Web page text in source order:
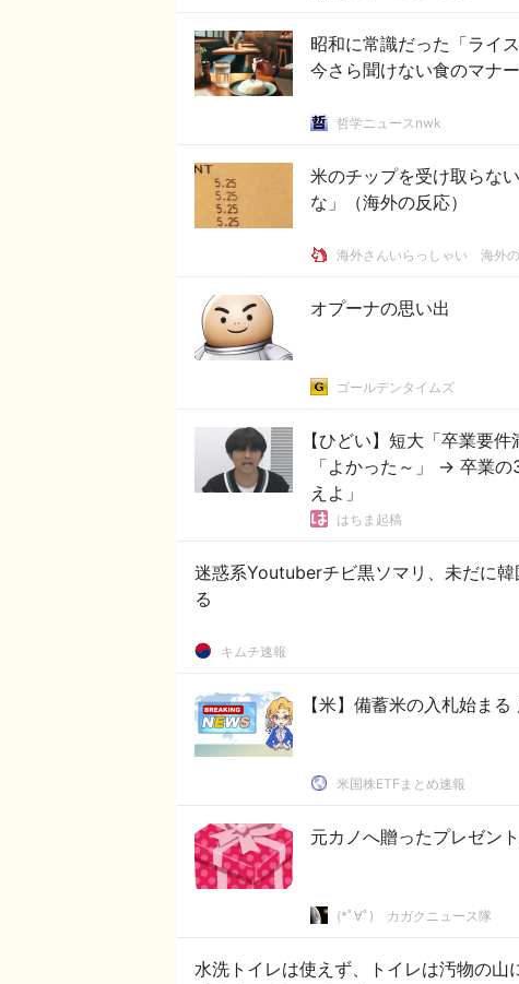
昭和に常識だった「ライ
今さら聞けない食のマナー
哲学ニュースnwk
米のチップを受け取らな
な」（海外の反応）
海外さんいらっしゃい 海外
オプーナの思い出
ゴールデンタイムズ
【ひどい】短大「卒業要
「よかった～」 → 卒業
えよ」
はちま起稿
迷惑系Youtuberチビ黒ソマリ、未だに
る
キムチ速報
【米】備蓄米の入札始ま
米国株ETFまとめ速報
元カノへ贈ったプレゼン
(*ﾟ∀ﾟ)ゞカガクニュース隊
水洗トイレは使えず、トイレは汚物の